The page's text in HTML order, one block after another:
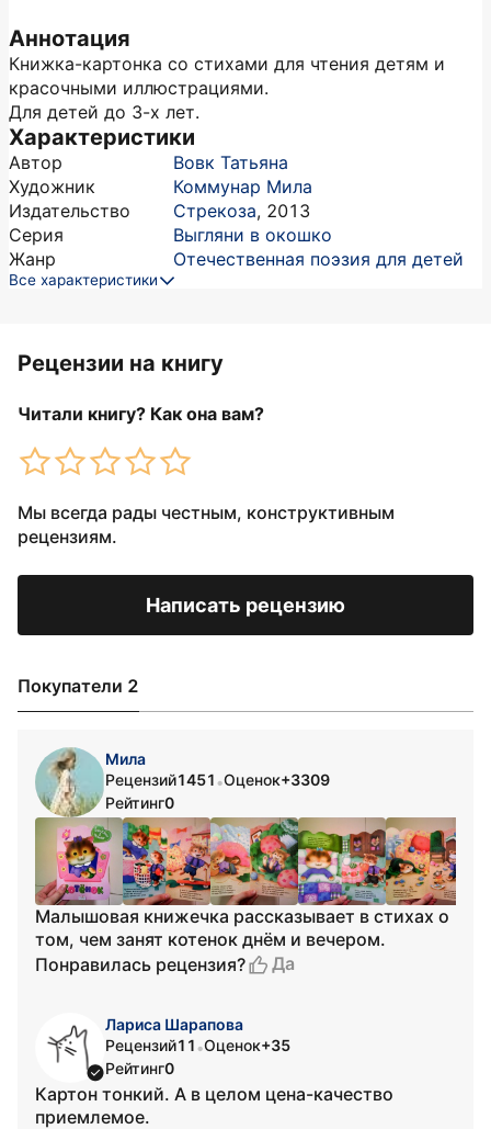
Аннотация
Книжка-картонка со стихами для чтения детям и
красочными иллюстрациями.
Для детей до 3-х лет.
Характеристики
Автор
Вовк Татьяна
Художник
Коммунар Мила
Издательство
Стрекоза, 2013
Серия
Выгляни в окошко
Жанр
Отечественная поэзия для детей
Все характеристики
Рецензии на книгу
Читали книгу? Как она вам?
Мы всегда рады честным, конструктивным
рецензиям.
Написать рецензию
Покупатели 2
Мила
Рецензий1451 •Оценок+3309
Рейтинг0
Малышовая книжечка рассказывает в стихах о
том, чем занят котенок днём и вечером.
Понравилась рецензия?
Да
Лариса Шарапова
Рецензий11 •Оценок+35
Рейтинг0
Картон тонкий. А в целом цена-качество
приемлемое.